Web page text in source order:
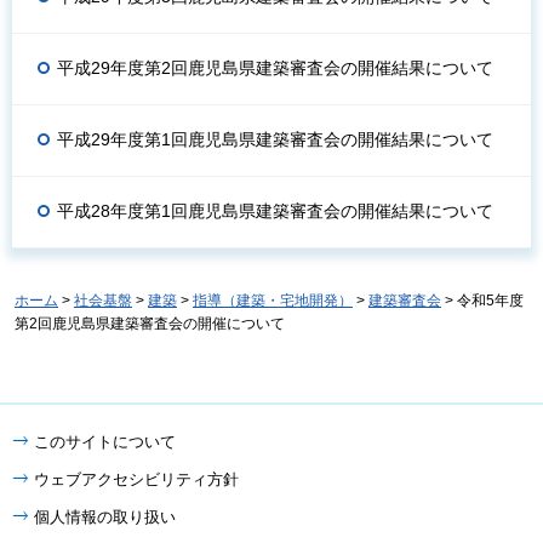
平成29年度第2回鹿児島県建築審査会の開催結果について
平成29年度第1回鹿児島県建築審査会の開催結果について
平成28年度第1回鹿児島県建築審査会の開催結果について
ホーム > 社会基盤 > 建築 > 指導（建築・宅地開発） > 建築審査会 > 令和5年度
第2回鹿児島県建築審査会の開催について
このサイトについて
ウェブアクセシビリティ方針
個人情報の取り扱い